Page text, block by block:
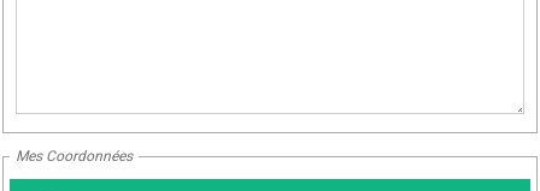
Mes Coordonnées